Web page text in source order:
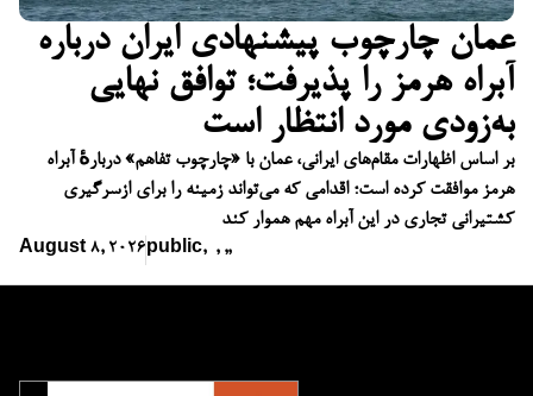
عمان چارچوب پیشنهادی ایران درباره
آبراه هرمز را پذیرفت؛ توافق نهایی
به‌زودی مورد انتظار است
بر اساس اظهارات مقام‌های ایرانی، عمان با «چارچوب تفاهم» دربارهٔ آبراه
هرمز موافقت کرده است؛ اقدامی که می‌تواند زمینه را برای ازسرگیری
کشتیرانی تجاری در این آبراه مهم هموار کند
August 8, 2026 public, ,,,